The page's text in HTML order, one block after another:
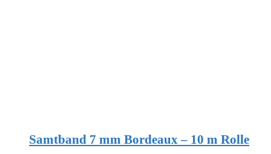
Samtband 7 mm Bordeaux – 10 m Rolle